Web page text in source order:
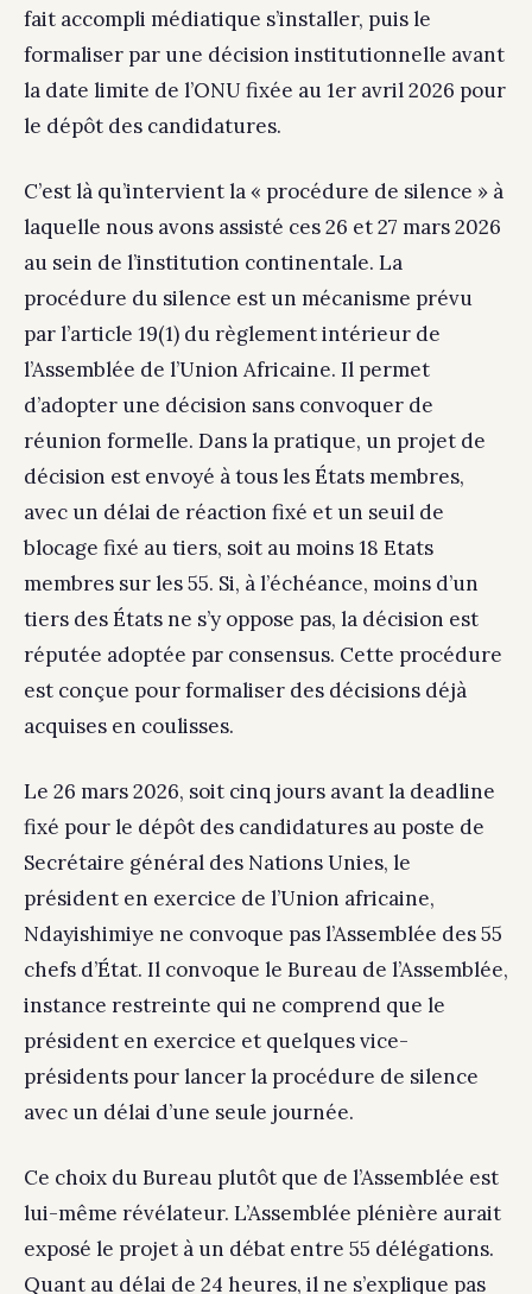
fait accompli médiatique s’installer, puis le
formaliser par une décision institutionnelle avant
la date limite de l’ONU fixée au 1er avril 2026 pour
le dépôt des candidatures.
C’est là qu’intervient la « procédure de silence » à
laquelle nous avons assisté ces 26 et 27 mars 2026
au sein de l’institution continentale. La
procédure du silence est un mécanisme prévu
par l’article 19(1) du règlement intérieur de
l’Assemblée de l’Union Africaine. Il permet
d’adopter une décision sans convoquer de
réunion formelle. Dans la pratique, un projet de
décision est envoyé à tous les États membres,
avec un délai de réaction fixé et un seuil de
blocage fixé au tiers, soit au moins 18 Etats
membres sur les 55. Si, à l’échéance, moins d’un
tiers des États ne s’y oppose pas, la décision est
réputée adoptée par consensus. Cette procédure
est conçue pour formaliser des décisions déjà
acquises en coulisses.
Le 26 mars 2026, soit cinq jours avant la deadline
fixé pour le dépôt des candidatures au poste de
Secrétaire général des Nations Unies, le
président en exercice de l’Union africaine,
Ndayishimiye ne convoque pas l’Assemblée des 55
chefs d’État. Il convoque le Bureau de l’Assemblée,
instance restreinte qui ne comprend que le
président en exercice et quelques vice-
présidents pour lancer la procédure de silence
avec un délai d’une seule journée.
Ce choix du Bureau plutôt que de l’Assemblée est
lui-même révélateur. L’Assemblée plénière aurait
exposé le projet à un débat entre 55 délégations.
Quant au délai de 24 heures, il ne s’explique pas